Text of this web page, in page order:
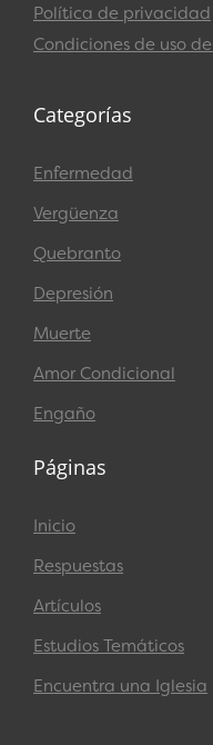
Política de privacidad
Condiciones de uso
Categorías
Enfermedad
Vergüenza
Quebranto
Depresión
Muerte
Amor Condicional
Engaño
Páginas
Inicio
Respuestas
Artículos
Estudios Temáticos
Encuentra una Iglesia